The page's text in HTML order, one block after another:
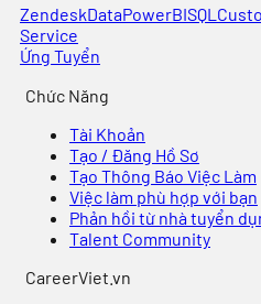
ZendeskDataPowerBISQL
Service
Ứng Tuyển
Chức Năng
Tài Khoản
Tạo / Đăng Hồ Sơ
Tạo Thông Báo Việc Làm
Việc làm phù hợp với bạn
Phản hồi từ nhà tuyển
Talent Community
CareerViet.vn